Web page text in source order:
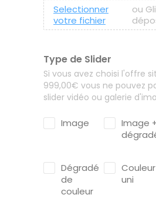
Selectionner
votre fichier
ou
Type de Slider
Si vous avez choisi l'offre
999,00€ vous ne pouvez
slider vidéo ou galerie
Image
Image
Dégradé
de
couleur
Couleur
uni